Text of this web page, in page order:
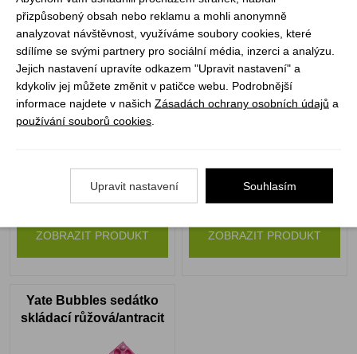
Yate Bubbles sedátko
skládací hrášková/tm.
zelená
Není skladem
89 Kč
ZOBRAZIT PRODUKT
Yate Bubbles sedátko
skládací modrá
Není skladem
89 Kč
ZOBRAZIT PRODUKT
Yate Bubbles sedátko
skládací růžová/antracit
přizpůsobený obsah nebo reklamu a mohli anonymně
analyzovat návštěvnost, využíváme soubory cookies, které
sdílíme se svými partnery pro sociální média, inzerci a analýzu.
Jejich nastavení upravíte odkazem "Upravit nastavení" a
kdykoliv jej můžete změnit v patičce webu. Podrobnější
informace najdete v našich Zásadách ochrany osobních údajů a
používání souborů cookies
Upravit nastavení Souhlasím